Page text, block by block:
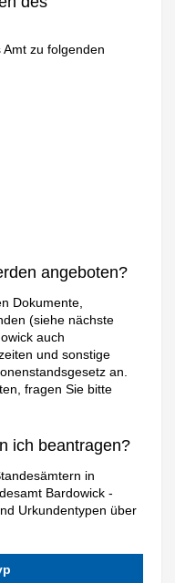
zu folgenden
angeboten?
Dokumente,
(siehe nächste
auch
und sonstige
an.
fragen Sie bitte
ich beantragen?
in
Bardowick -
Urkundentypen über